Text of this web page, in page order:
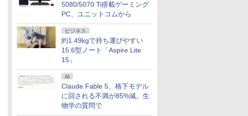
5080/5070 Ti搭載ゲーミング
PC、ユニットコムから
ビジネス
約1.49kgで持ち運びやすい
15.6型ノート「Aspire Lite
15」
AI
Claude Fable 5、格下モデル
に回される不満が85%減。生
物学の質問で
向け 新生活 仕事用